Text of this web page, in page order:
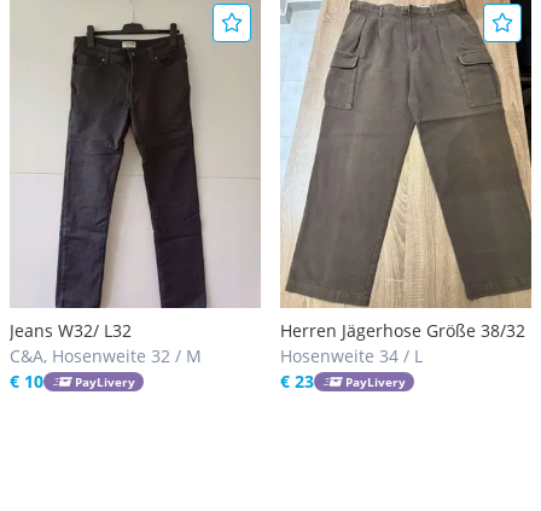
Jeans W32/ L32
C&A, Hosenweite 32 / M
€ 10
PayLivery
Herren Jägerhose Größe 38/32
Hosenweite 34 / L
€ 23
PayLivery